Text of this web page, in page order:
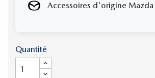
Accessoires d'origine Mazda
Quantité